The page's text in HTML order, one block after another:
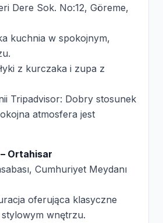
Dere Sok. No:12, Göreme,
kuchnia w spokojnym,
z kurczaka i zupa z
Tripadvisor: Dobry stosunek
atmosfera jest
Ortahisar
Cumhuriyet Meydanı
oferująca klasyczne
wnętrzu.